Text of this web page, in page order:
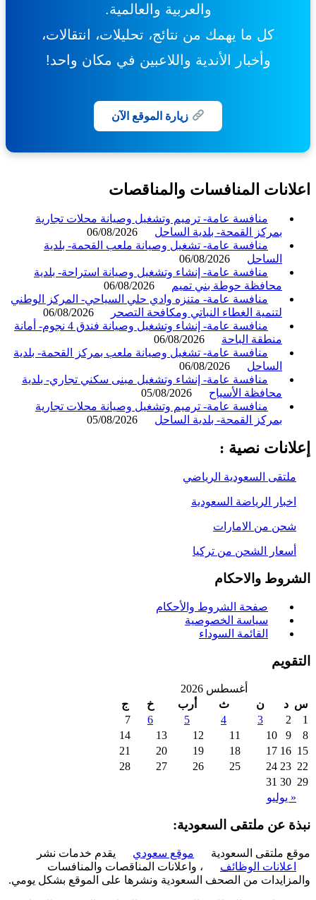
والعربية والعالمية.
كل ما يهمك من نتائج، تحليلات، انتقالات،
وأخبار الأندية واللاعبين في مكان واحد!
زيارة الموقع الآن
المنافسات والمناقصات
منافسة عامة- ترميم وتشغيل وصيانة محلات تجارية
بمركز القمحة- بلدية الساحل
06/08/2026
منافسة عامة- تشغيل وصيانة ملعب القحمة- بلدية
الساحل
06/08/2026
منافسة عامة- إنشاء وتشغيل وصيانة استراحة- بلدية
محافظة حوطة بني تميم
06/08/2026
منافسة عامة- متنزه وادي حلي السياحي- المركز الوطني
لتنمية الغطاء النباتي ومكافحة التصحر
06/08/2026
منافسة عامة- إنشاء وتشغيل وصيانة فندق 4 نجوم- أمانة
منطقة الباحة
06/08/2026
منافسة عامة- تشغيل وصيانة ملعب بمركز القحمة- بلدية
الساحل
06/08/2026
منافسة عامة- إنشاء وتشغيل مبنى سكني تجاري- بلدية
محافظة الأسياح
05/08/2026
منافسة عامة- ترميم وتشغيل وصيانة محلات تجارية
بمركز القمحة- بلدية الساحل
05/08/2026
نصية :
السعودية الرياضي
الرياضة السعودية
من الامارات
الشحن من تركيا
والاحكام
صفحة الشروط والأحكام
سياسة الخصوصية
القائمة السوداء
أغسطس 2026
د
ن
ج
7
10
16
17
23
24
30
31
يوليو
عن ملتقى السعودية:
ملتقى السعودية موقع سعودي
يقدم خدمات نشر
الوظائف
، واعلانات المناقصات والمنافسات
من الصحف السعودية ونشرها على الموقع بشكل يومي.